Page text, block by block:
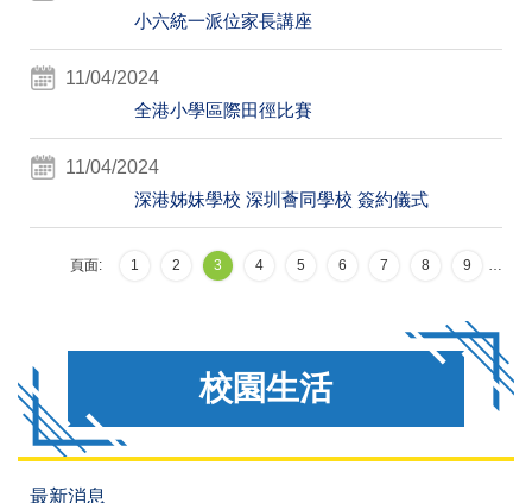
小六統一派位家長講座
11/04/2024
全港小學區際田徑比賽
11/04/2024
深港姊妹學校 深圳薈同學校 簽約儀式
頁面: 1 2 3 4 5 6 7 8 9 …
校園生活
最新消息